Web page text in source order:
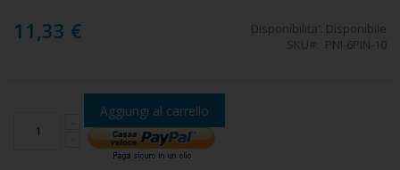
11,33 € Disponibilita': Disponibile
SKU
PNI-6PIN-10
Aggiungi al carrello